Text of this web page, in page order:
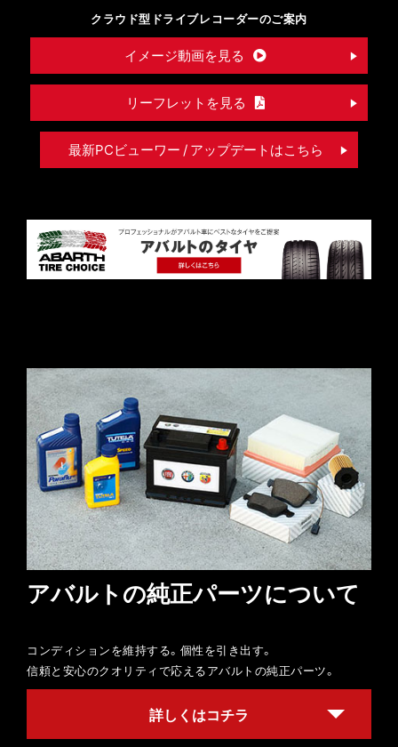
クラウド型ドライブレコーダーのご案内
イメージ動画を見る
リーフレットを見る
最新PCビューワー / アップデートはこちら
アバルトの純正パーツについて
コンディションを維持する。個性を引き出す。
信頼と安心のクオリティで応えるアバルトの純正パーツ。
詳しくはコチラ